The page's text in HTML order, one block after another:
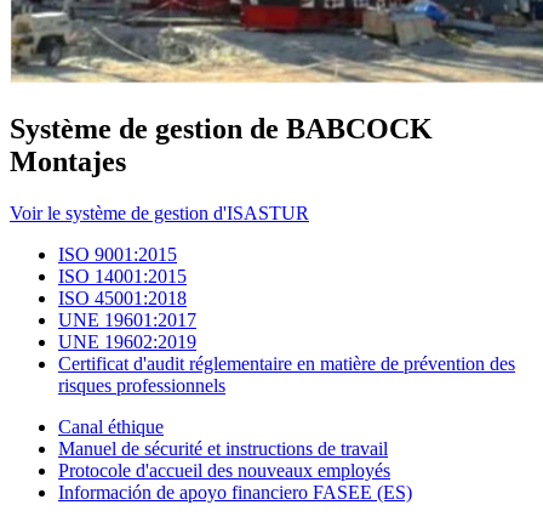
Système de gestion de BABCOCK
Montajes
Voir le système de gestion d'ISASTUR
ISO 9001:2015
ISO 14001:2015
ISO 45001:2018
UNE 19601:2017
UNE 19602:2019
Certificat d'audit réglementaire en matière de prévention des
risques professionnels
Canal éthique
Manuel de sécurité et instructions de travail
Protocole d'accueil des nouveaux employés
Información de apoyo financiero FASEE (ES)